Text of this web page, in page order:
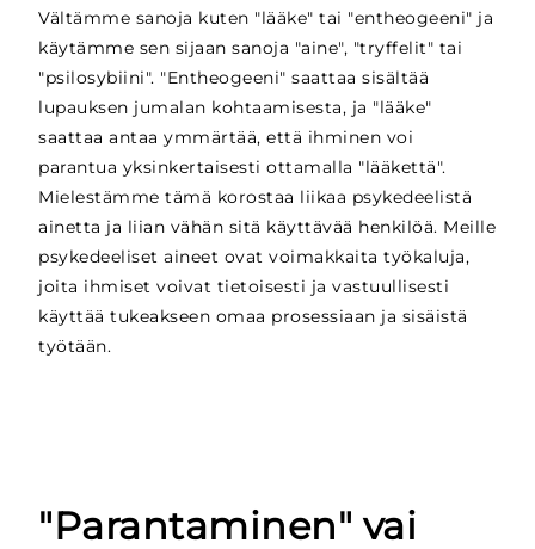
Vältämme sanoja kuten "lääke" tai "entheogeeni" ja
käytämme sen sijaan sanoja "aine", "tryffelit" tai
"psilosybiini". "Entheogeeni" saattaa sisältää
lupauksen jumalan kohtaamisesta, ja "lääke"
saattaa antaa ymmärtää, että ihminen voi
parantua yksinkertaisesti ottamalla "lääkettä".
Mielestämme tämä korostaa liikaa psykedeelistä
ainetta ja liian vähän sitä käyttävää henkilöä. Meille
psykedeeliset aineet ovat voimakkaita työkaluja,
joita ihmiset voivat tietoisesti ja vastuullisesti
käyttää tukeakseen omaa prosessiaan ja sisäistä
työtään.
"Parantaminen" vai